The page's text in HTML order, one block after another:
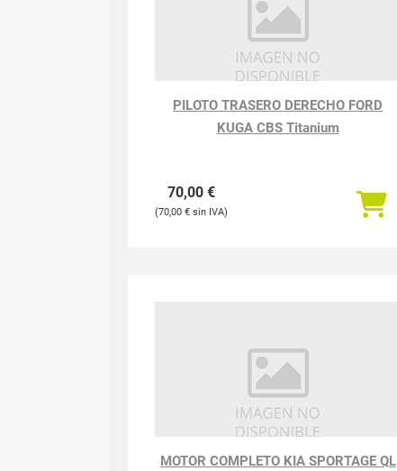
PILOTO TRASERO DERECHO FORD
KUGA CBS Titanium
70,00 €
70,00 €
MOTOR COMPLETO KIA SPORTAGE QL